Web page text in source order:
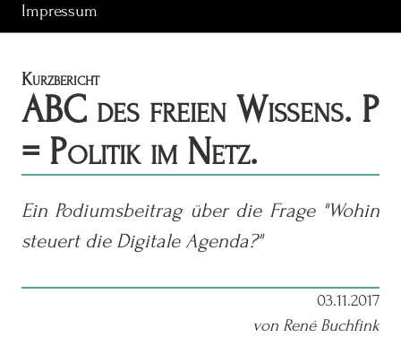
Impressum
Kurzbericht
ABC des freien Wissens. P
= Politik im Netz.
Ein Podiumsbeitrag über die Frage "Wohin
steuert die Digitale Agenda?"
03.11.2017
von René Buchfink